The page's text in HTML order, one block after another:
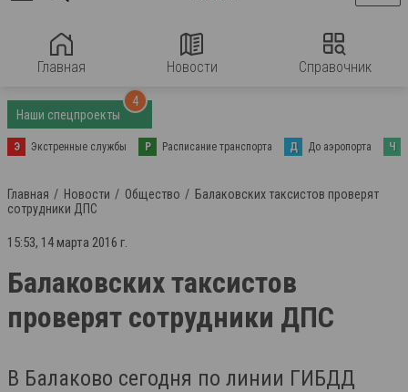
Главная Новости Справочник
Наши спецпроекты
4
Э Экстренные службы Р Расписание транспорта Д До аэропорта Ч
Главная Новости Общество
Балаковских таксистов проверят
сотрудники ДПС
15:53, 14 марта 2016 г.
Балаковских таксистов
проверят сотрудники ДПС
В Балаково сегодня по линии ГИБДД